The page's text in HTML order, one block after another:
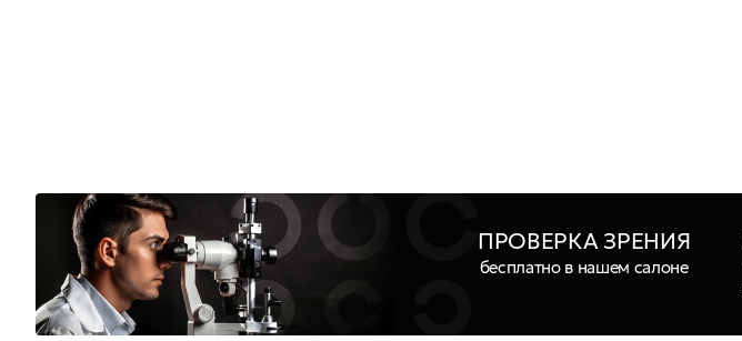
ПРОВЕРКА ЗРЕНИЯ
бесплатно в нашем салоне